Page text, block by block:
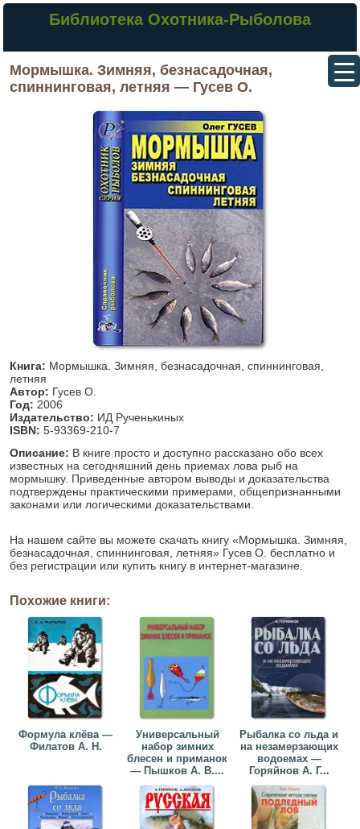
Библиотека Охотника-Рыболова
Мормышка. Зимняя, безнасадочная,
спиннинговая, летняя — Гусев О.
Книга: Мормышка. Зимняя, безнасадочная, спиннинговая,
летняя
Автор: Гусев О.
Год: 2006
Издательство: ИД Рученькиных
ISBN: 5-93369-210-7
Описание: В книге просто и доступно рассказано обо всех
известных на сегодняшний день приемах лова рыб на
мормышку. Приведенные автором выводы и доказательства
подтверждены практическими примерами, общепризнанными
законами или логическими доказательствами.
На нашем сайте вы можете скачать книгу «Мормышка. Зимняя,
безнасадочная, спиннинговая, летняя» Гусев О. бесплатно и
без регистрации или купить книгу в интернет-магазине.
Похожие книги:
Формула клёва —
Филатов А. Н.
Универсальный
набор зимних
блесен и приманок
— Пышков А. В....
Рыбалка со льда и
на незамерзающих
водоемах —
Горяйнов А. Г...